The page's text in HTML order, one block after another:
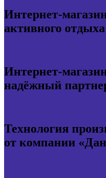
Интернет-
активного отдыха
Интернет-
надёжный
Технология
от компании